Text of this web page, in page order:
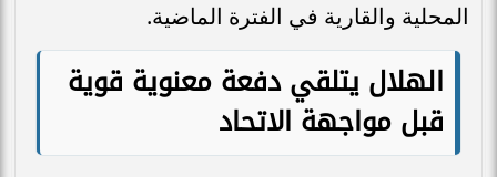
المحلية والقارية في الفترة الماضية.
الهلال يتلقي دفعة معنوية قوية
قبل مواجهة الاتحاد